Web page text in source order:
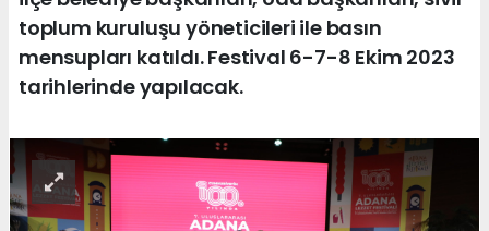
toplum kuruluşu yöneticileri ile basın
mensupları katıldı. Festival 6-7-8 Ekim 2023
tarihlerinde yapılacak.